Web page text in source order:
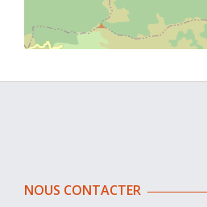
NOUS CONTACTER